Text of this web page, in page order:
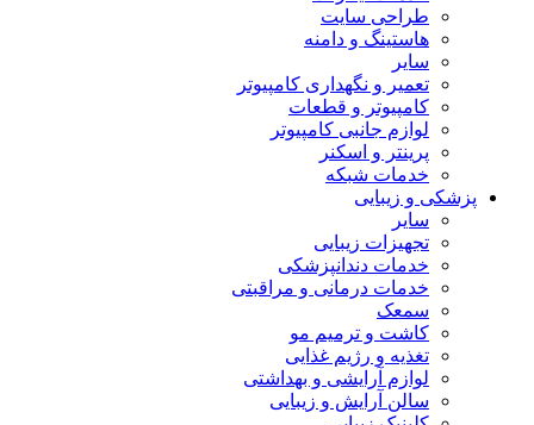
طراحی سایت
هاستینگ و دامنه
سایر
تعمیر و نگهداری کامپیوتر
کامپیوتر و قطعات
لوازم جانبی کامپیوتر
پرینتر و اسکنر
خدمات شبکه
پزشکی و زیبایی
سایر
تجهیزات زیبایی
خدمات دندانپزشکی
خدمات درمانی و مراقبتی
سمعک
کاشت و ترمیم مو
تغذیه و رژیم غذایی
لوازم آرایشی و بهداشتی
سالن آرایش و زیبایی